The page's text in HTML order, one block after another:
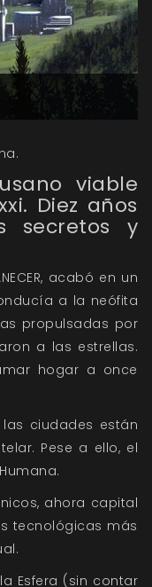
viable
Diez años
secretos y
acabó en un
a la neófita
propulsadas por
a las estrellas.
hogar a once
ciudades están
Pese a ello, el
ahora capital
tecnológicas más
Esfera (sin contar